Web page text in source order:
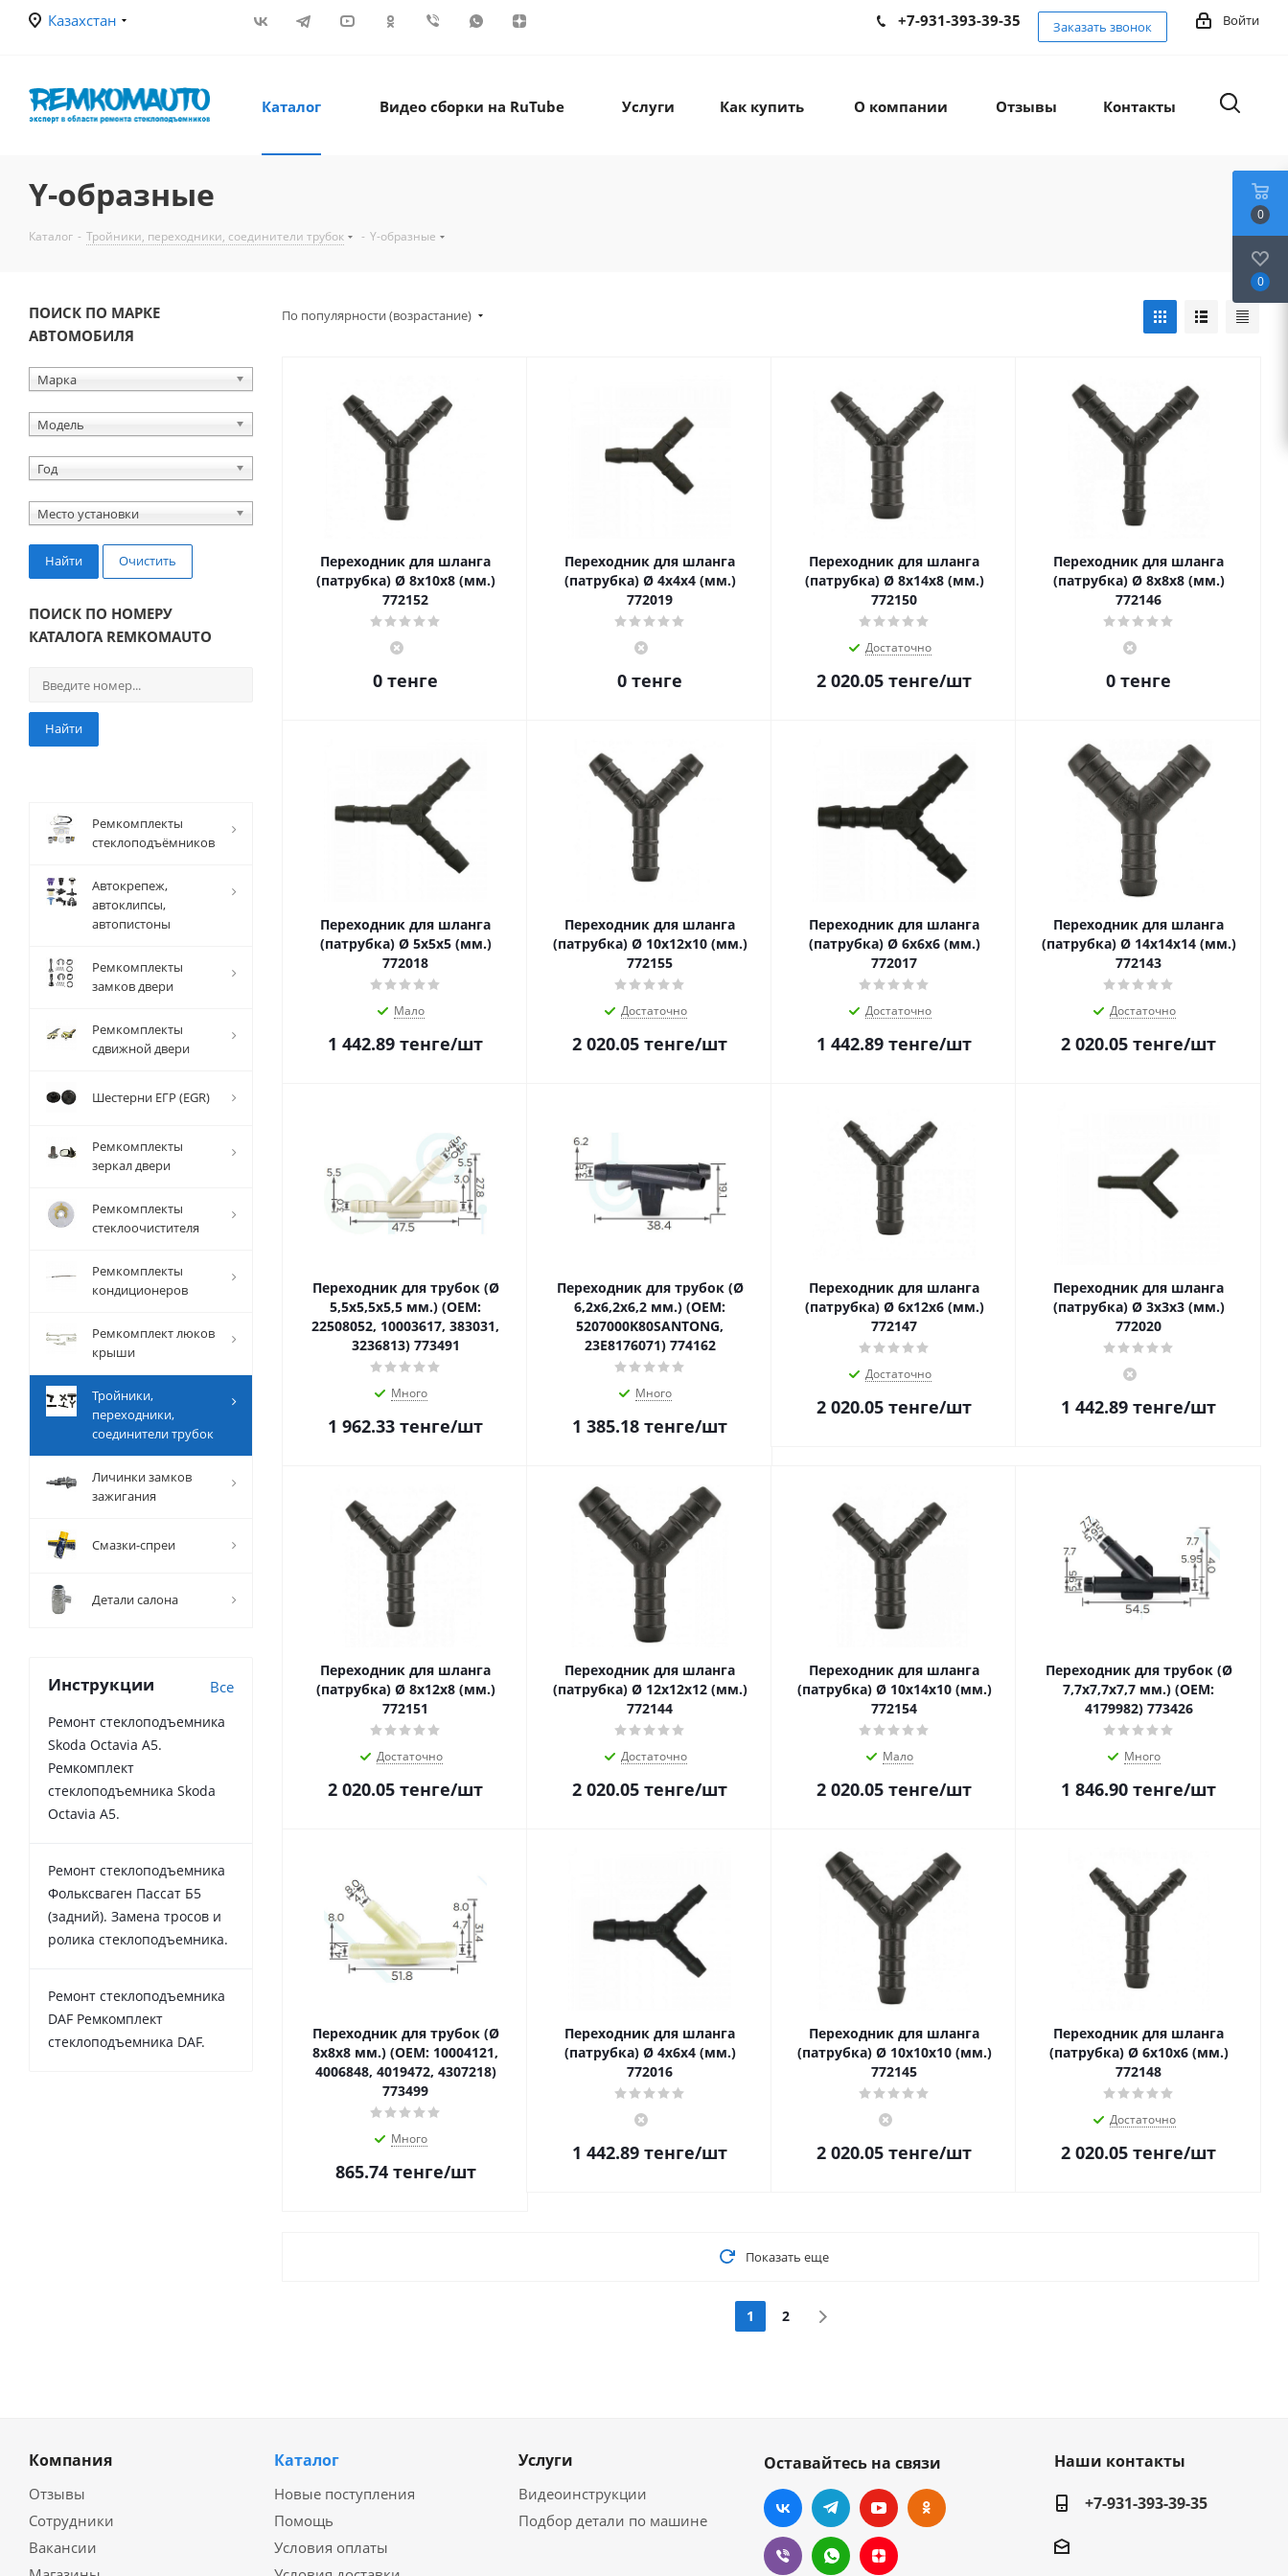
Казахстан Войти
+7-931-393-39-35 Заказать звонок
Каталог Видео сборки на RuTube Услуги Как купить О компании Отзывы Контакты
Y-образные
Каталог - Тройники, переходники, соединители трубок - Y-образные
ПОИСК ПО МАРКЕ
АВТОМОБИЛЯ
Марка
Модель
Год
Место установки
Найти Очистить
ПОИСК ПО НОМЕРУ
КАТАЛОГА REMKOMAUTO
Найти
Ремкомплекты
стеклоподъёмников
Автокрепеж,
автоклипсы,
автопистоны
Ремкомплекты
замков двери
Ремкомплекты
сдвижной двери
Шестерни ЕГР (EGR)
Ремкомплекты
зеркал двери
Ремкомплекты
стеклоочистителя
Ремкомплекты
кондиционеров
Ремкомплект люков
крыши
Тройники,
переходники,
соединители трубок
Личинки замков
зажигания
Смазки-спреи
Детали салона
Инструкции Все
Ремонт стеклоподъемника
Skoda Octavia A5.
Ремкомплект
стеклоподъемника Skoda
Octavia A5.
Ремонт стеклоподъемника
Фольксваген Пассат Б5
(задний). Замена тросов и
ролика стеклоподъемника.
Ремонт стеклоподъемника
DAF Ремкомплект
стеклоподъемника DAF.
По популярности (возрастание)
Переходник для шланга
(патрубка) Ø 8x10x8 (мм.)
772152
0 тенге
Переходник для шланга
(патрубка) Ø 4х4x4 (мм.)
772019
0 тенге
Переходник для шланга
(патрубка) Ø 8x14x8 (мм.)
772150
Достаточно
2 020.05 тенге/шт
Переходник для шланга
(патрубка) Ø 8x8x8 (мм.)
772146
0 тенге
Переходник для шланга
(патрубка) Ø 5x5x5 (мм.)
772018
Мало
1 442.89 тенге/шт
Переходник для шланга
(патрубка) Ø 10x12x10 (мм.)
772155
Достаточно
2 020.05 тенге/шт
Переходник для шланга
(патрубка) Ø 6x6x6 (мм.)
772017
Достаточно
1 442.89 тенге/шт
Переходник для шланга
(патрубка) Ø 14x14x14 (мм.)
772143
Достаточно
2 020.05 тенге/шт
Переходник для трубок (Ø
5,5х5,5х5,5 мм.) (OEM:
22508052, 10003617, 383031,
3236813) 773491
Много
1 962.33 тенге/шт
Переходник для трубок (Ø
6,2х6,2х6,2 мм.) (OEM:
5207000K80SANTONG,
23E8176071) 774162
Много
1 385.18 тенге/шт
Переходник для шланга
(патрубка) Ø 6x12x6 (мм.)
772147
Достаточно
2 020.05 тенге/шт
Переходник для шланга
(патрубка) Ø 3x3x3 (мм.)
772020
1 442.89 тенге/шт
Переходник для шланга
(патрубка) Ø 8x12x8 (мм.)
772151
Достаточно
2 020.05 тенге/шт
Переходник для шланга
(патрубка) Ø 12x12x12 (мм.)
772144
Достаточно
2 020.05 тенге/шт
Переходник для шланга
(патрубка) Ø 10x14x10 (мм.)
772154
Мало
2 020.05 тенге/шт
Переходник для трубок (Ø
7,7х7,7х7,7 мм.) (OEM:
4179982) 773426
Много
1 846.90 тенге/шт
Переходник для трубок (Ø
8х8х8 мм.) (OEM: 10004121,
4006848, 4019472, 4307218)
773499
Много
865.74тенге/шт
Переходник для шланга
(патрубка) Ø 4x6x4 (мм.)
772016
1 442.89 тенге/шт
Переходник для шланга
(патрубка) Ø 10х10x10 (мм.)
772145
2 020.05 тенге/шт
Переходник для шланга
(патрубка) Ø 6x10x6 (мм.)
772148
Достаточно
2 020.05 тенге/шт
Показать еще
1 2
Компания
Отзывы
Сотрудники
Вакансии
Каталог
Новые поступления
Помощь
Условия оплаты
Услуги
Видеоинструкции
Подбор детали по машине
Оставайтесь на связи
Наши контакты
+7-931-393-39-35
0
0